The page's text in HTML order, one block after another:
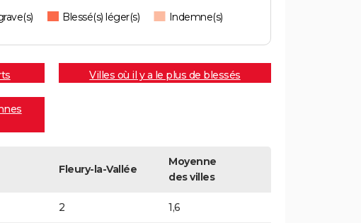
Blessé(s) léger(s) Indemne(s)
Villes où il y a le plus de blessés
Fleury-la-Vallée
Moyenne
des villes
2 1,6